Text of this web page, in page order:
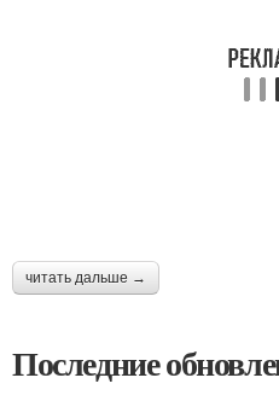
читать дальше →
Последние